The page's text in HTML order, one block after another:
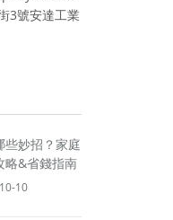
3號安達工業
些妙招？家庭
略&省錢指南
10